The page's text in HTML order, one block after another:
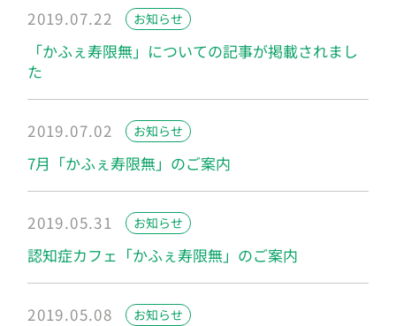
2019.07.22 お知らせ
「かふぇ寿限無」についての記事が掲載されまし
た
2019.07.02 お知らせ
7月「かふぇ寿限無」のご案内
2019.05.31 お知らせ
認知症カフェ「かふぇ寿限無」のご案内
2019.05.08 お知らせ